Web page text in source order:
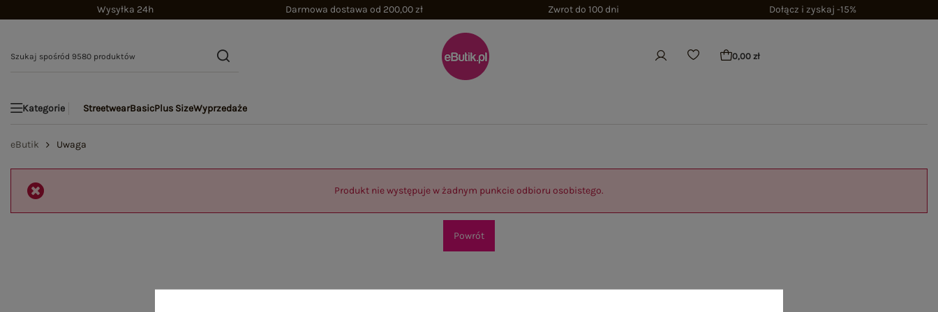
Wysyłka 24h Darmowa dostawa od 200,00 zł Zwrot do 100 dni Dołącz i zyskaj -15%
0,00 zł
Kategorie StreetwearBasicPlus SizeWyprzedaże
eButik Uwaga
Produkt nie występuje w żadnym punkcie odbioru osobistego.
Powrót